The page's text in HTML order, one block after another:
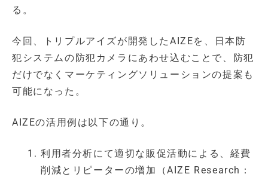
る。
今回、トリプルアイズが開発したAIZEを、日本防
犯システムの防犯カメラにあわせ込むことで、防犯
だけでなくマーケティングソリューションの提案も
可能になった。
AIZEの活用例は以下の通り。
利用者分析にて適切な販促活動による、経費
削減とリピーターの増加（AIZE Research：